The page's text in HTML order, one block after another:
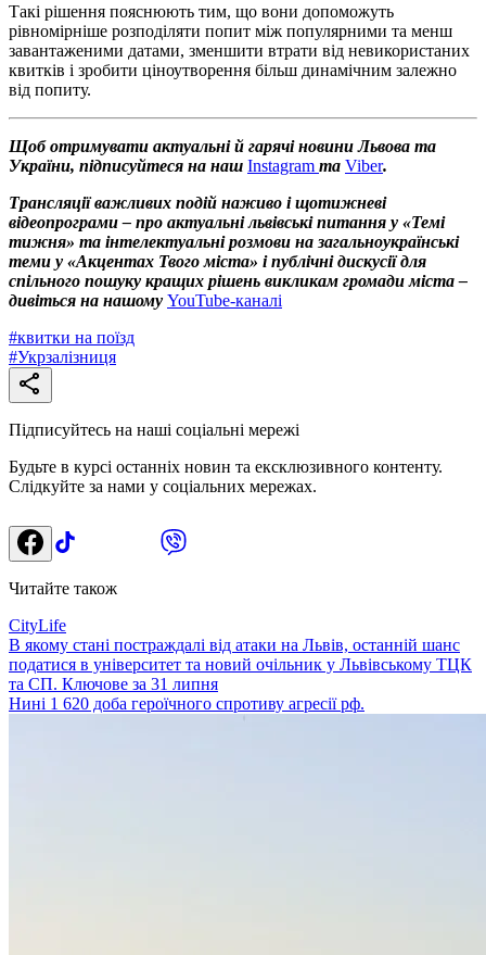
Такі рішення пояснюють тим, що вони допоможуть
рівномірніше розподіляти попит між популярними та менш
завантаженими датами, зменшити втрати від невикористаних
квитків і зробити ціноутворення більш динамічним залежно
від попиту.
Щоб отримувати актуальні й гарячі новини Львова та
України, підписуйтеся на наш Instagram та Viber.
Трансляції важливих подій наживо і щотижневі
відеопрограми – про актуальні львівські питання у «Темі
тижня» та інтелектуальні розмови на загальноукраїнські
теми у «Акцентах Твого міста» і публічні дискусії для
спільного пошуку кращих рішень викликам громади міста –
дивіться на нашому YouTube-каналі
#квитки на поїзд
#Укрзалізниця
Підписуйтесь на наші соціальні мережі
Будьте в курсі останніх новин та ексклюзивного контенту.
Слідкуйте за нами у соціальних мережах.
Читайте також
CityLife
В якому стані постраждалі від атаки на Львів, останній шанс
податися в університет та новий очільник у Львівському ТЦК
та СП. Ключове за 31 липня
Нині 1 620 доба героїчного спротиву агресії рф.